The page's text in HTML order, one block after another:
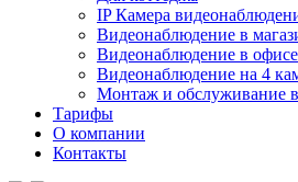
IP Камера
Видеонаблюдение в
Видеонаблюдение в офисе
Видеонаблюдение на 4
Монтаж и обслуживание
Тарифы
О компании
Контакты